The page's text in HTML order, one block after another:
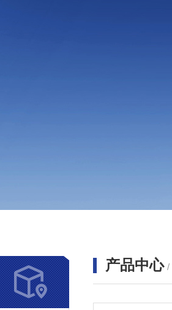
产品中心 /